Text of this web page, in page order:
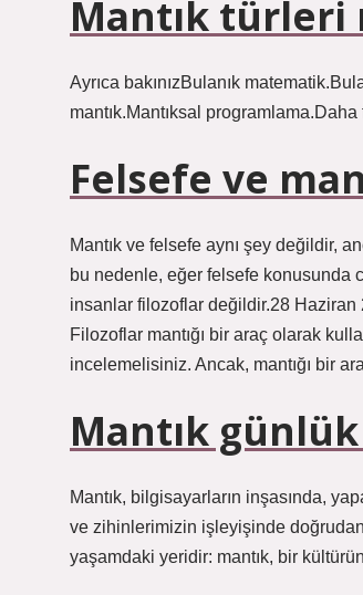
Mantık türleri
Ayrıca bakınızBulanık
mantık.Mantıksal
Felsefe ve
Mantık ve felsefe aynı şey değildir,
bu nedenle, eğer felsefe konusunda
insanlar filozoflar değildir.28 Haziran
Filozoflar mantığı bir araç olarak
incelemelisiniz. Ancak, mantığı bir
Mantık
Mantık, bilgisayarların inşasında,
ve zihinlerimizin işleyişinde
yaşamdaki yeridir: mantık, bir